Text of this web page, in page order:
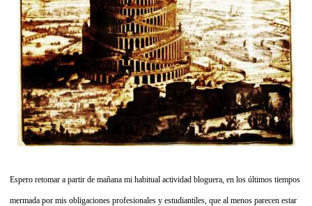
Espero retomar a partir de mañana mi habitual actividad bloguera, en los últimos tiempos
mermada por mis obligaciones profesionales y estudiantiles, que al menos parecen estar